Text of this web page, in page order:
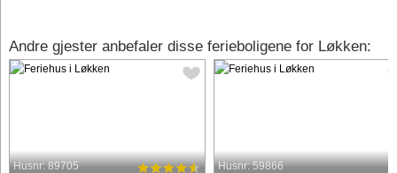
Andre gjester anbefaler disse ferieboligene for Løkken:
Husnr: 89705 Husnr: 59866